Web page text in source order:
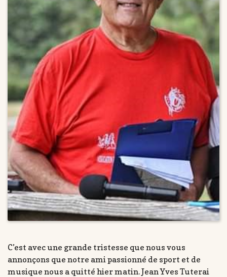
C’est avec une grande tristesse que nous vous
annonçons que notre ami passionné de sport et de
musique nous a quitté hier matin. Jean Yves Tuterai